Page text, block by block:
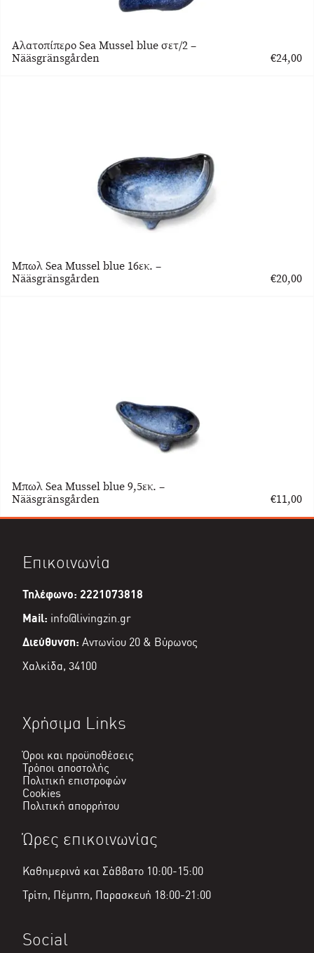
Αλατοπίπερο Sea Mussel blue σετ/2 –
Nääsgränsgården
€24,00
Μπωλ Sea Mussel blue 16εκ. –
Nääsgränsgården
€20,00
Μπωλ Sea Mussel blue 9,5εκ. –
Nääsgränsgården
€11,00
Επικοινωνία
Τηλέφωνο: 2221073818
Mail: info@livingzin.gr
Διεύθυνση: Αντωνίου 20 & Βύρωνος
Χαλκίδα, 34100
Χρήσιμα Links
Όροι και προϋποθέσεις
Τρόποι αποστολής
Πολιτική επιστροφών
Cookies
Πολιτική απορρήτου
Ώρες επικοινωνίας
Καθημερινά και Σάββατο 10:00-15:00
Τρίτη, Πέμπτη, Παρασκευή 18:00-21:00
Social